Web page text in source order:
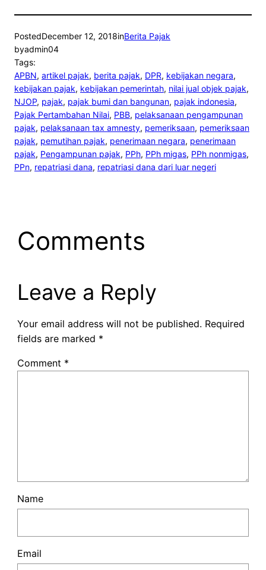
PostedDecember 12, 2018inBerita Pajak
byadmin04
Tags:
APBN, artikel pajak, berita pajak, DPR, kebijakan negara
kebijakan pajak, kebijakan pemerintah, nilai jual objek pajak
NJOP, pajak, pajak bumi dan bangunan, pajak indonesia
Pajak Pertambahan Nilai, PBB, pelaksanaan pengampunan
pajak, pelaksanaan tax amnesty, pemeriksaan, pemeriksaan
pajak, pemutihan pajak, penerimaan negara, penerimaan
pajak, Pengampunan pajak, PPh, PPh migas, PPh nonmigas
PPn, repatriasi dana, repatriasi dana dari luar negeri
Comments
Leave a Reply
Your email address will not be published. Required
fields are marked *
Comment *
Name
Email